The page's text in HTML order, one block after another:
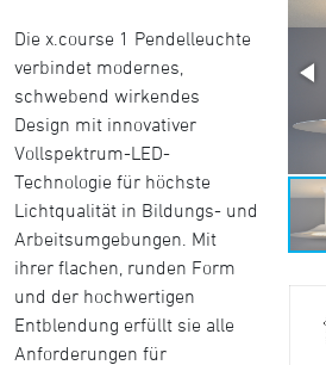
Die x.course 1 Pendelleuchte
verbindet modernes,
schwebend wirkendes
Design mit innovativer
Vollspektrum-LED-
Technologie für höchste
Lichtqualität in Bildungs- und
Arbeitsumgebungen. Mit
ihrer flachen, runden Form
und der hochwertigen
Entblendung erfüllt sie alle
Anforderungen für